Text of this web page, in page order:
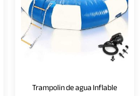
Trampolin de agua Inflable